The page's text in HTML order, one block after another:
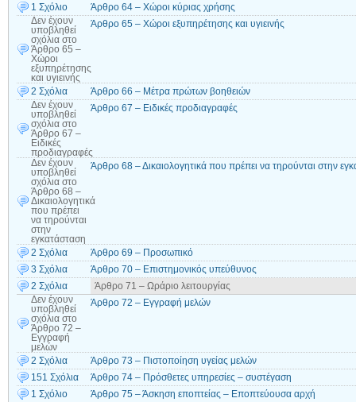
1 Σχόλιο
Άρθρο 64 – Χώροι κύριας χρήσης
Δεν έχουν
υποβληθεί
σχόλια στο
Άρθρο 65 –
Χώροι
εξυπηρέτησης
και υγιεινής
Άρθρο 65 – Χώροι εξυπηρέτησης και υγιεινής
2 Σχόλια
Άρθρο 66 – Μέτρα πρώτων βοηθειών
Δεν έχουν
υποβληθεί
σχόλια στο
Άρθρο 67 –
Ειδικές
προδιαγραφές
Άρθρο 67 – Ειδικές προδιαγραφές
Δεν έχουν
υποβληθεί
σχόλια στο
Άρθρο 68 –
Δικαιολογητικά
που πρέπει
να τηρούνται
στην
εγκατάσταση
Άρθρο 68 – Δικαιολογητικά που πρέπει να τηρούνται στην
2 Σχόλια
Άρθρο 69 – Προσωπικό
3 Σχόλια
Άρθρο 70 – Επιστημονικός υπεύθυνος
2 Σχόλια
Άρθρο 71 – Ωράριο λειτουργίας
Δεν έχουν
υποβληθεί
σχόλια στο
Άρθρο 72 –
Εγγραφή
μελών
Άρθρο 72 – Εγγραφή μελών
2 Σχόλια
Άρθρο 73 – Πιστοποίηση υγείας μελών
151 Σχόλια
Άρθρο 74 – Πρόσθετες υπηρεσίες – συστέγαση
1 Σχόλιο
Άρθρο 75 – Άσκηση εποπτείας – Εποπτεύουσα αρχή